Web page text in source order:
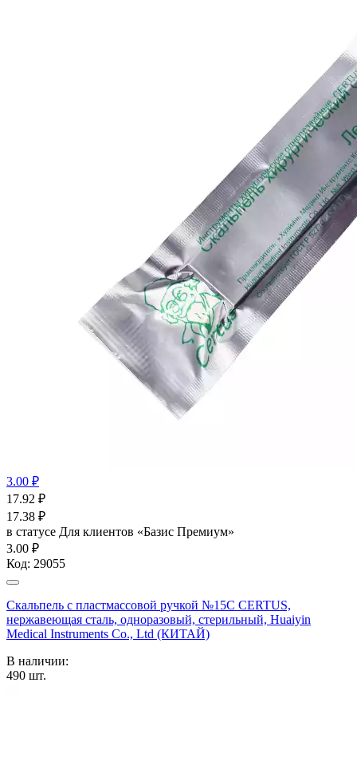
3.00 ₽
17.92 ₽
17.38 ₽
в статусе Для клиентов «Базис Премиум»
3.00 ₽
Код: 29055
Скальпель с пластмассовой ручкой №15С CERTUS,
нержавеющая сталь, одноразовый, стерильный, Huaiyin
Medical Instruments Co., Ltd (КИТАЙ)
В наличии:
490 шт.